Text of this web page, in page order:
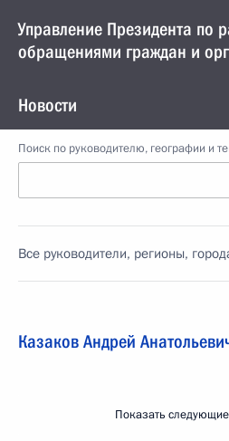
Управление Президента по
обращениями граждан и
Новости
Поиск по руководителю, географии и
Все руководители, регионы,
Казаков Андрей
Показать